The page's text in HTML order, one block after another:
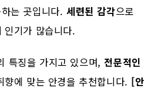
하는 곳입니다.세련된 감각으로
인기가 많습니다.
특징을 가지고 있으며,전문적인
향에 맞는 안경을 추천합니다. [안